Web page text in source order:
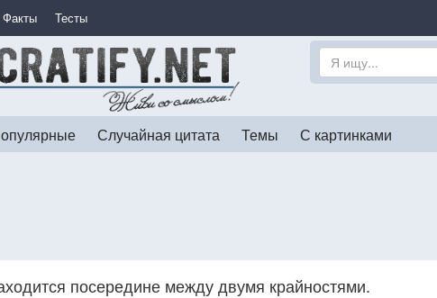
Факты Тесты
Случайная цитата Темы С картинками
посередине между двумя крайностями.